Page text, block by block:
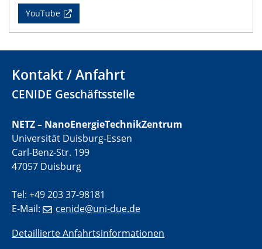
CENIDE Mitgliederversammlung
Physikalisches Kolloquium
29.05.2024
Physikalisches Kolloquium
04.06.2024
SFB 1242 Kolloquium
05.06.2024
GDCh Kolloquium
Antrittsvorlesung
SFB/TRR 270 Kolloquium
YouTube
Kontakt / Anfahrt
CENIDE Geschäftsstelle
NETZ – NanoEnergieTechnikZentrum
Universität Duisburg-Essen
Carl-Benz-Str. 199
47057 Duisburg
Tel: +49 203 37-98181
E-Mail:
cenide@uni-due.de
Detaillierte Anfahrtsinformationen